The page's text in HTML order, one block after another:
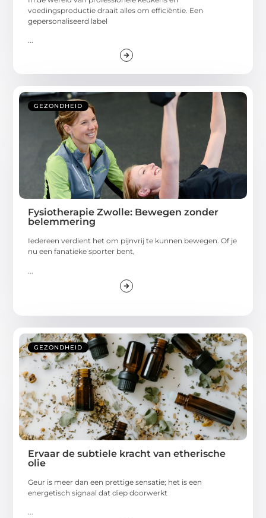
voedingsproductie draait alles om efficiëntie. Een
gepersonaliseerd label
...
GEZONDHEID
Fysiotherapie Zwolle: Bewegen zonder
belemmering
Iedereen verdient het om pijnvrij te kunnen bewegen. Of je
nu een fanatieke sporter bent,
GEZONDHEID
Ervaar de subtiele kracht van etherische
olie
Geur is meer dan een prettige sensatie; het is een
energetisch signaal dat diep doorwerkt
...